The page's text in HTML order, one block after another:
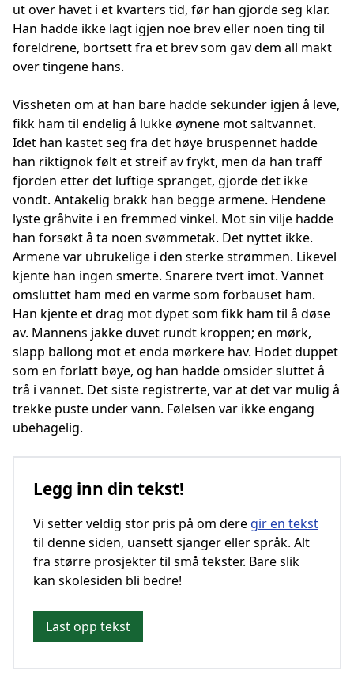
ut over havet i et kvarters tid, før han gjorde seg klar.
Han hadde ikke lagt igjen noe brev eller noen ting til
foreldrene, bortsett fra et brev som gav dem all makt
over tingene hans.
Vissheten om at han bare hadde sekunder igjen å leve,
fikk ham til endelig å lukke øynene mot saltvannet.
Idet han kastet seg fra det høye bruspennet hadde
han riktignok følt et streif av frykt, men da han traff
fjorden etter det luftige spranget, gjorde det ikke
vondt. Antakelig brakk han begge armene. Hendene
lyste gråhvite i en fremmed vinkel. Mot sin vilje hadde
han forsøkt å ta noen svømmetak. Det nyttet ikke.
Armene var ubrukelige i den sterke strømmen. Likevel
kjente han ingen smerte. Snarere tvert imot. Vannet
omsluttet ham med en varme som forbauset ham.
Han kjente et drag mot dypet som fikk ham til å døse
av. Mannens jakke duvet rundt kroppen; en mørk,
slapp ballong mot et enda mørkere hav. Hodet duppet
som en forlatt bøye, og han hadde omsider sluttet å
trå i vannet. Det siste registrerte, var at det var mulig å
trekke puste under vann. Følelsen var ikke engang
ubehagelig.
Legg inn din tekst!
Vi setter veldig stor pris på om dere gir en tekst
til denne siden, uansett sjanger eller språk. Alt
fra større prosjekter til små tekster. Bare slik
kan skolesiden bli bedre!
Last opp tekst